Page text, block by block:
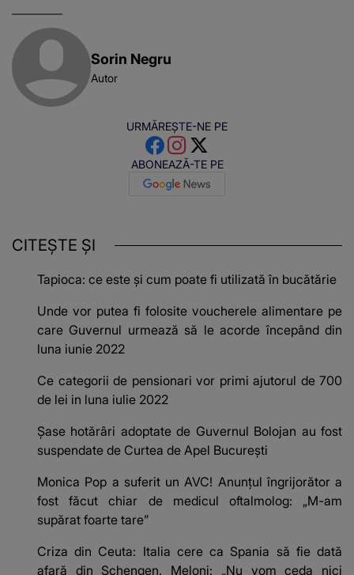
Sorin Negru
Autor
URMĂREȘTE-NE PE
ABONEAZĂ-TE PE
CITEȘTE ȘI
Tapioca: ce este și cum poate fi utilizată în bucătărie
Unde vor putea fi folosite voucherele alimentare pe
care Guvernul urmează să le acorde începând din
luna iunie 2022
Ce categorii de pensionari vor primi ajutorul de 700
de lei in luna iulie 2022
Șase hotărâri adoptate de Guvernul Bolojan au fost
suspendate de Curtea de Apel București
Monica Pop a suferit un AVC! Anunțul îngrijorător a
fost făcut chiar de medicul oftalmolog: „M-am
supărat foarte tare”
Criza din Ceuta: Italia cere ca Spania să fie dată
afară din Schengen. Meloni: „Nu vom ceda nici